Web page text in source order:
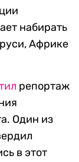
набирать
Африке
репортаж
Один из
в этот